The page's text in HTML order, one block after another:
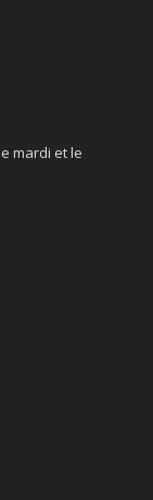
mardi et le